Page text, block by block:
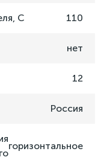
C 110
нет
12
Россия
горизонтальное